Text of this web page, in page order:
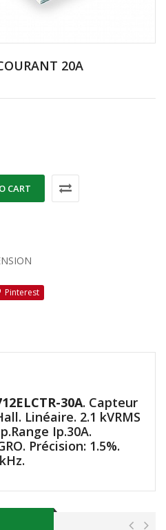
20A
CART
Pinterest
30A. Capteur
Linéaire. 2.1 kVRMS
Ip.30A.
Précision: 1.5%.